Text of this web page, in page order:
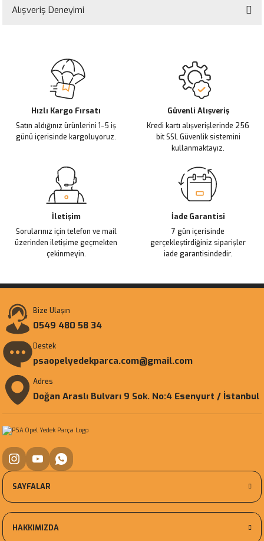
yetersiz gördüğünüz noktaları öneri formunu kullanarak tarafımıza
Ürün resmi kalitesiz, bozuk veya görüntülenemiyor.
Ürün açıklamasında eksik bilgiler bulunuyor.
Ürün bilgilerinde hatalar bulunuyor.
Ürün fiyatı diğer sitelerden daha pahalı.
Bu ürüne benzer farklı alternatifler olmalı.
Alışveriş Deneyimi
Hızlı Kargo Fırsatı
Satın aldığınız ürünlerini 1-5 iş
günü içerisinde kargoluyoruz.
Güvenli Alışveriş
Kredi kartı alışverişlerinde 256
bit SSL Güvenlik sistemini
kullanmaktayız.
İletişim
Sorularınız için telefon ve mail
üzerinden iletişime geçmekten
çekinmeyin.
İade Garantisi
7 gün içerisinde
gerçekleştirdiğiniz siparişler
iade garantisindedir.
Bize Ulaşın
0549 480 58 34
Destek
psaopelyedekparca.com@gmail.com
Adres
Doğan Araslı Bulvarı 9 Sok. No:4 Esenyurt / İstanbul
SAYFALAR
HAKKIMIZDA